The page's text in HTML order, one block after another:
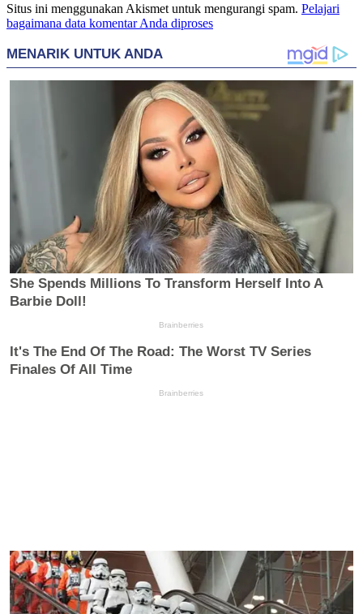
Situs ini menggunakan Akismet untuk mengurangi spam. Pelajari
bagaimana data komentar Anda diproses